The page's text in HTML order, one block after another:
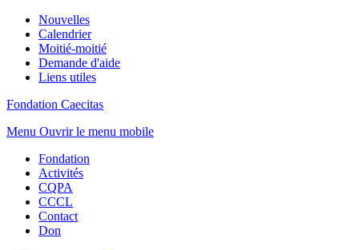
Nouvelles
Calendrier
Moitié-moitié
Demande d'aide
Liens utiles
Fondation Caecitas
Menu Ouvrir le menu mobile
Fondation
Activités
CQPA
CCCL
Contact
Don